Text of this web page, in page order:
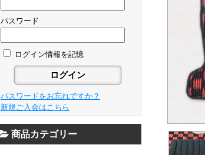
パスワード
ログイン情報を記憶
パスワードをお忘れですか？
新規ご入会はこちら
商品カテゴリー
GS
GS F
NX
RX
LX570
RC
クラウン ロイヤル
アベンシス
カローラ フィールダー
プリウスα
FJクルーザー
CH-R
ハリアー
セレナ
エルグランド
エクストレイル
ティアナ
ジェイド
フリード
N-ONE
N-BOX
N-BOX SLASH
N-BOX+
フレア
フレアワゴン
フレアクロスオーバー
キャロル
デミオ
アクセラ スポーツ
レガシィ B4
レガシィ アウトバック
ミラ イース